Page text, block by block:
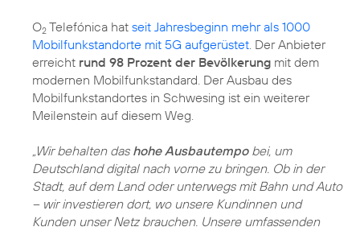
O2 Telefónica hat seit Jahresbeginn mehr als 1000
Mobilfunkstandorte mit 5G aufgerüstet . Der Anbieter
erreicht rund 98 Prozent der Bevölkerung mit dem
modernen Mobilfunkstandard. Der Ausbau des
Mobilfunkstandortes in Schwesing ist ein weiterer
Meilenstein auf diesem Weg.
„Wir behalten das hohe Ausbautempobei, um
Deutschland digital nach vorne zu bringen. Ob in der
Stadt, auf dem Land oder unterwegs mit Bahn und Auto
– wir investieren dort, wo unsere Kundinnen und
Kunden unser Netz brauchen. Unsere umfassenden